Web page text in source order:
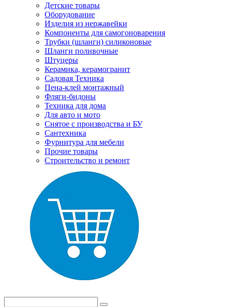
Детские товары
Оборудование
Изделия из нержавейки
Компоненты для самогоноварения
Трубки (шланги) силиконовые
Шланги поливочные
Штуцеры
Керамика, керамогранит
Садовая Техника
Пена-клей монтажный
Фляги-бидоны
Техника для дома
Для авто и мото
Снятое с производства и БУ
Сантехника
Фурнитура для мебели
Прочие товары
Строительство и ремонт